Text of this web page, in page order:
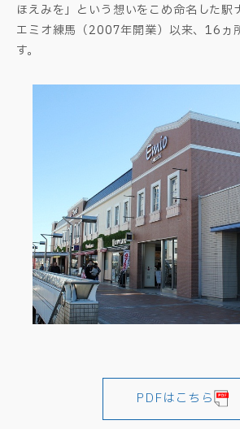
ほえみを」という想いをこめ命名した駅
エミオ練馬（2007年開業）以来、16ヵ
す。
PDFはこちら